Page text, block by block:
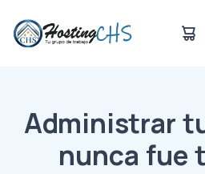
Administrar
nunca fue